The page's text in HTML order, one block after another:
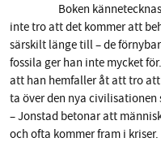
Boken
inte tro att det kommer att
särskilt länge till – de
fossila ger han inte mycket
att han hemfaller åt att tro
ta över den nya civilisationen
– Jonstad betonar att
och ofta kommer fram i kriser.